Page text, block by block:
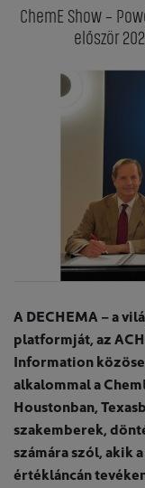
ChemE Show –
először
A DECHEMA – a
platformját, az
Information
alkalommal a
Houstonban,
szakemberek,
számára szól, akik
értékláncán